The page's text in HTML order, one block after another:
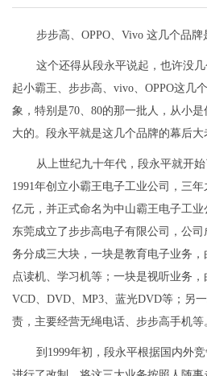
步步高、OPPO、Vivo 这几个品牌
这个还得从段永平说起，也许没
起小霸王、步步高、vivo、OPPO这几
象，特别是70、80的那一批人，从小
大的。段永平就是这几个品牌的幕后大
从上世纪九十年代，段永平就开
1991年创立小霸王电子工业公司，三
亿元，并正式命名为中山霸王电子工业
东莞成立了步步高电子有限公司，公
务分成三大块，一块是教育电子业务
点读机、学习机等；一块是视听业务
VCD、DVD、MP3、蓝光DVD等；另
责，主要经营无绳电话、步步高手机等
到1999年初，段永平根据国内外